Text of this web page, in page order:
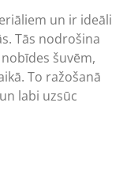
un ir ideāli
Tās nodrošina
šuvēm,
To ražošanā
labi uzsūc